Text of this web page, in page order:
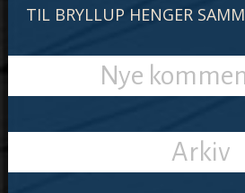
TIL BRYLLUP HENGER
Nye
Arkiv